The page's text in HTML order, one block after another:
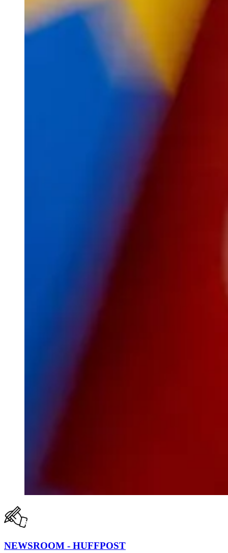
NEWSROOM - HUFFPOST